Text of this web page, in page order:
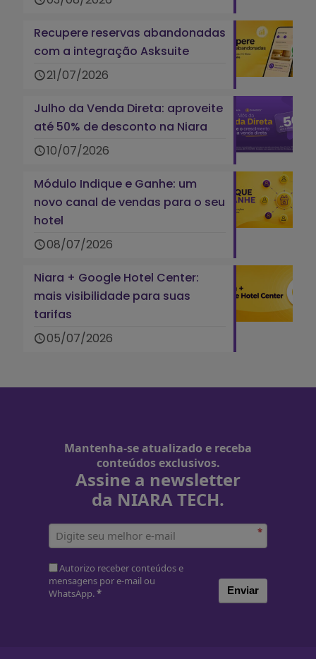
Recupere reservas abandonadas
com a integração Asksuite
21/07/2026
Julho da Venda Direta: aproveite
até 50% de desconto na Niara
10/07/2026
Módulo Indique e Ganhe: um
novo canal de vendas para o seu
hotel
08/07/2026
Niara + Google Hotel Center:
mais visibilidade para suas
tarifas
05/07/2026
Mantenha-se atualizado e receba
conteúdos exclusivos.
Assine a newsletter
da NIARA TECH.
*
Autorizo receber conteúdos e
mensagens por e-mail ou
WhatsApp.* Enviar